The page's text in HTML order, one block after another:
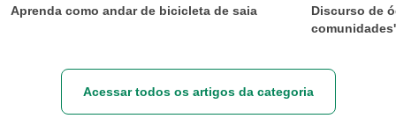
Aprenda como andar de bicicleta de saia
Discurso de
Acessar todos os artigos da categoria